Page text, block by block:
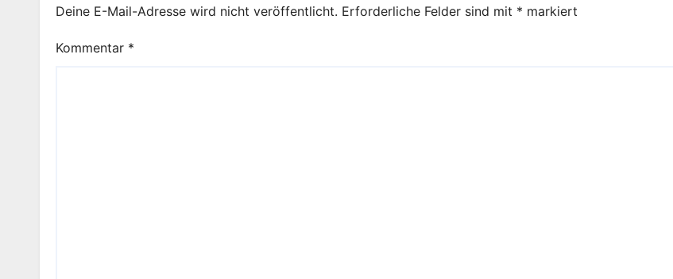
Deine E-Mail-Adresse wird nicht veröffentlicht. Erforderliche Felder sind mit * markiert
Kommentar *